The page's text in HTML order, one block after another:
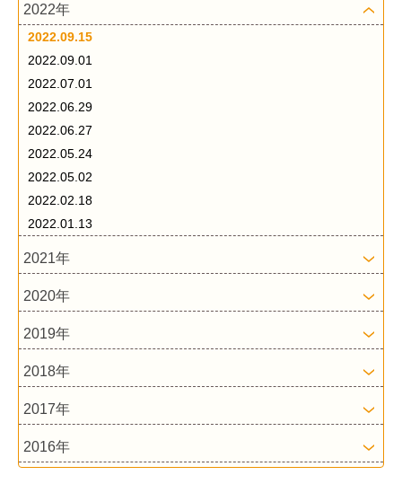
2022年
2022.09.15
2022.09.01
2022.07.01
2022.06.29
2022.06.27
2022.05.24
2022.05.02
2022.02.18
2022.01.13
2021年
2020年
2019年
2018年
2017年
2016年